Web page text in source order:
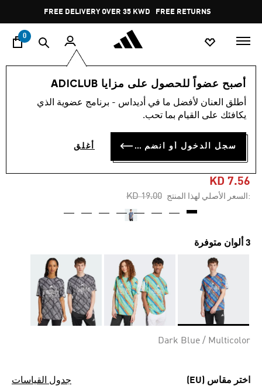
Pause
promotion
rotation
FREE DELIVERY OVER 35 KWD FREE RETURNS
0
أصبح عضواً للحصول على مزايا ADICLUB
أطلق العنان لأفضل ما في أديداس - برنامج عضوية الذي
يكافئك على القيام بما تحب.
سجل الدخول أو انضم الآن أغلق
اسلوب حياة العلامات التجارية الألبسة الرياضية
-60%
تيشيرت EMERGING
HARMONY ALLOVER PRINT
KD 7.56
:السعر الأصلي لهذا المنتج Price reduced from
KD 19.00
to
3 ألوان متوفرة
Dark Blue / Multicolor
اختر مقاس (EU) جدول القياسات